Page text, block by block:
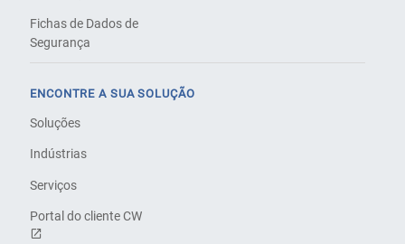
Fichas de Dados de
Segurança
ENCONTRE A SUA SOLUÇÃO
Soluções
Indústrias
Serviços
Portal do cliente CW